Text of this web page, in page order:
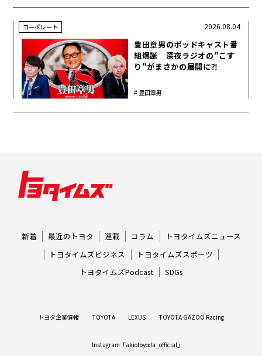
コーポレート
豊田章男のポッドキャスト番
組爆誕 深夜ラジオの"こす
り"がまさかの展開に⁈
豊田章男
2026.08.04
新着 最近のトヨタ 連載 コラム
トヨタイムズニュース
トヨタイムズビジネス
トヨタイムズスポーツ
トヨタイムズPodcast
SDGs
トヨタ企業情報 TOYOTA LEXUS TOYOTA GAZOO Racing
Instagram「akiotoyoda_official」